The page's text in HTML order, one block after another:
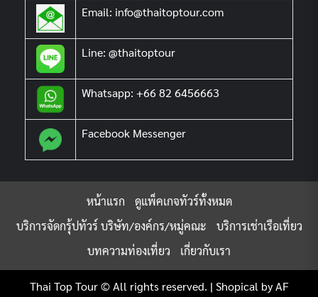
Email: info@thaitoptour.com
Line: @thaitoptour
Whatsapp: +66 82 6456663
Facebook Messenger
หน้าแรก
ดูแพ็คเกจทัวร์ทั้งหมด
บริการจัดกรุ้ปทัวร์ บริษัท/องค์กร/หมู่คณะ
บริการเช่าเรือเที่ยว
บทความท่องเที่ยว
เกี่ยวกับเรา
Thai Top Tour © All rights reserved. | Shopical by AF